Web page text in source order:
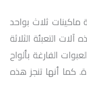
ثلاث بواحد
التعبئة الثلاثة
الفارغة بألواح
كما أنها تنجز هذه